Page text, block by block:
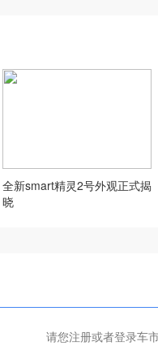
全新smart精灵2号外观正式揭
晓
请您注册或者登录车